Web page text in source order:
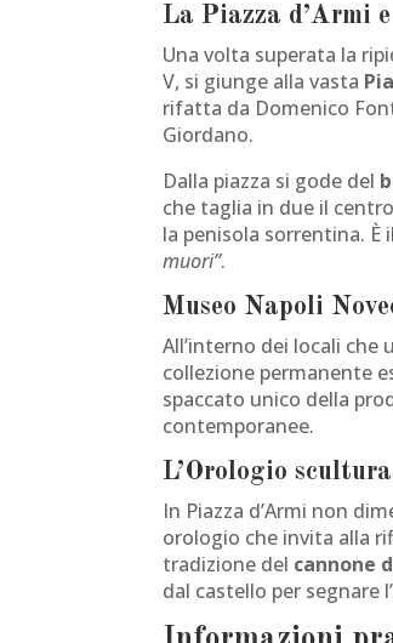
La Piazza d’Armi
Una volta superata la
V, si giunge alla vasta
rifatta da Domenico
Giordano.
Dalla piazza si gode del
che taglia in due il
la penisola sorrentina.
muori”.
Museo Napoli
All’interno dei locali
collezione permanente
spaccato unico della
contemporanee.
L’Orologio
In Piazza d’Armi non
orologio che invita alla
tradizione del cannone
dal castello per segnare